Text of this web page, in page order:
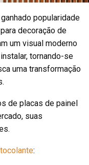
popularidade
decoração de
um visual moderno
tornando-se
uma transformação
de placas de painel
suas
: